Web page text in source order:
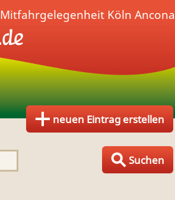
neuen Eintrag erstellen
Suchen
Mitfahrgelegenheit Köln Ancona